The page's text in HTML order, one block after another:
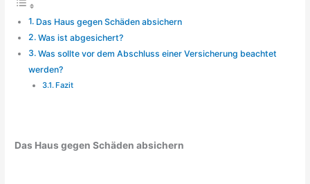
Das Haus gegen Schäden absichern
Was ist abgesichert?
Was sollte vor dem Abschluss einer Versicherung beachtet
werden?
Fazit
Das Haus gegen Schäden absichern